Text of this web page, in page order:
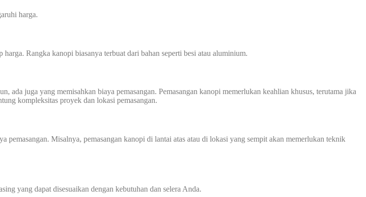
harga.
Rangka kanopi biasanya terbuat dari bahan seperti besi atau aluminium.
ada juga yang memisahkan biaya pemasangan. Pemasangan kanopi memerlukan keahlian khusus, terutama jika
kompleksitas proyek dan lokasi pemasangan.
pemasangan. Misalnya, pemasangan kanopi di lantai atas atau di lokasi yang sempit akan memerlukan teknik
yang dapat disesuaikan dengan kebutuhan dan selera Anda.